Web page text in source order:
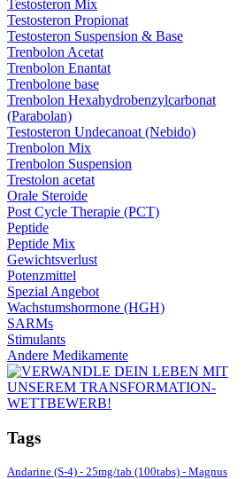
Testosteron Mix
Testosteron Propionat
Testosteron Suspension & Base
Trenbolon Acetat
Trenbolon Enantat
Trenbolone base
Trenbolon Hexahydrobenzylcarbonat
(Parabolan)
Testosteron Undecanoat (Nebido)
Trenbolon Mix
Trenbolon Suspension
Trestolon acetat
Orale Steroide
Post Cycle Therapie (PCT)
Peptide
Peptide Mix
Gewichtsverlust
Potenzmittel
Spezial Angebot
Wachstumshormone (HGH)
SARMs
Stimulants
Andere Medikamente
Tags
Andarine (S-4) - 25mg/tab (100tabs) - Magnus